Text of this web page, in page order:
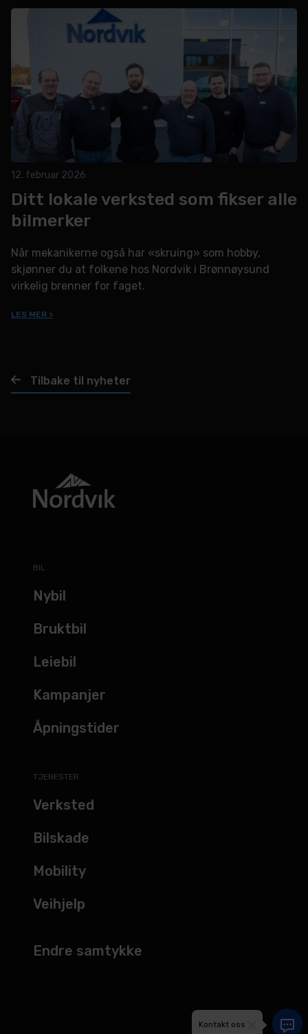
12. februar 2026
Ditt lokale verksted som fikser alle
bilmerker
Når mekanikerne også har «skruing» som hobby,
skjønner du at folkene hos Nordvik i Brønnøysund
virkelig brenner for faget.
LES MER >
Tilbake til nyheter
BIL
Nybil
Bruktbil
Leiebil
Kampanjer
Åpningstider
TJENESTER
Verksted
Bilskade
Mobility
Veihjelp
Endre samtykke
Kontakt oss